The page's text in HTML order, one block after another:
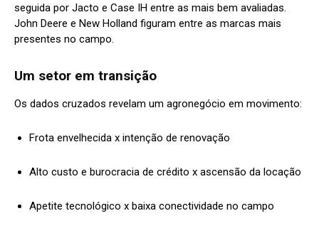
seguida por Jacto e Case IH entre as mais bem avaliadas.
John Deere e New Holland figuram entre as marcas mais
presentes no campo.
Um setor em transição
Os dados cruzados revelam um agronegócio em movimento:
Frota envelhecida x intenção de renovação
Alto custo e burocracia de crédito x ascensão da locação
Apetite tecnológico x baixa conectividade no campo